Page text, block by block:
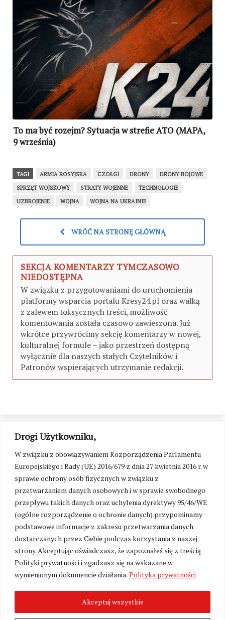
Drogi Użytkowniku,
W związku z obowiązywaniem Rozporządzenia Parlamentu
Europejskiego i Rady (UE) 2016/679 z dnia 27 kwietnia 2016 r. w
sprawie ochrony osób fizycznych w związku z
przetwarzaniem danych osobowych i w sprawie swobodnego
przepływu takich danych oraz uchylenia dyrektywy 95/46/WE
(ogólne rozporządzenie o ochronie danych) przypominamy
podstawowe informacje z zakresu przetwarzania danych
dostarczanych przez Ciebie podczas korzystania z naszej
strony. Akceptując oświadczasz, że zapoznałeś się z treścią
Polityki prywatności i zgadzasz się na wskazane w
wymienionym dokumencie działania. Polityka prywatności
Akceptuj wszystkie
To ma być rozejm? Sytuacja w strefie ATO (MAPA,
9 września)
TAGI ARMIA ROSYJSKA CZOŁGI DRONY
DRONY BOJOWE
SPRZĘT WOJSKOWY
STRATY WOJENNE
TECHNOLOGIE
UZBROJENIE
WOJNA WOJNA NA UKRAINIE
WRÓĆ NA STRONĘ GŁÓWNĄ
SEKCJA KOMENTARZY TYMCZASOWO
NIEDOSTĘPNA
W związku z przygotowaniami do uruchomienia
platformy wsparcia portalu Kresy24.pl oraz walką
z zalewem toksycznych treści, możliwość
komentowania została czasowo zawieszona. Już
wkrótce przywrócimy sekcję komentarzy w nowej,
kulturalnej formule – jako przestrzeń dostępną
wyłącznie dla naszych stałych Czytelników i
Patronów wspierających utrzymanie redakcji.
Zmień ustawienia cookies
2026. Wszelkie Prawa Zastrzeżone.
Polityka prywatności